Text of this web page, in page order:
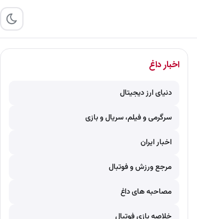
اخبار داغ
دنیای ارز دیجیتال
سرگرمی و فیلم، سریال و بازی
اخبار ایران
مرجع ورزش و فوتبال
مصاحبه های داغ
خلاصه بازی فوتبال